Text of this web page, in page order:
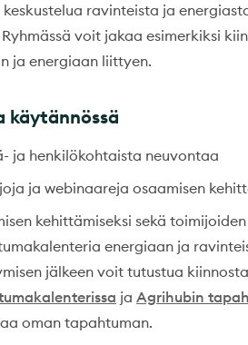
ravinteista ja
Ryhmässä voit jakaa esimerkiksi
ja energiaan liittyen.
käytännössä
ja henkilökohtaista neuvontaa
ja webinaareja osaamisen
kehittämiseksi sekä
energiaan ja
jälkeen voit tutustua
ja Agrihubin
oman tapahtuman.